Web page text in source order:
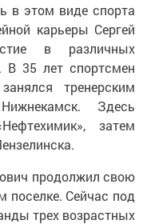
в этом виде спорта
карьеры Сергей
в различных
В 35 лет спортсмен
тренерским
Здесь
затем
продолжил свою
поселке. Сейчас под
трех возрастных